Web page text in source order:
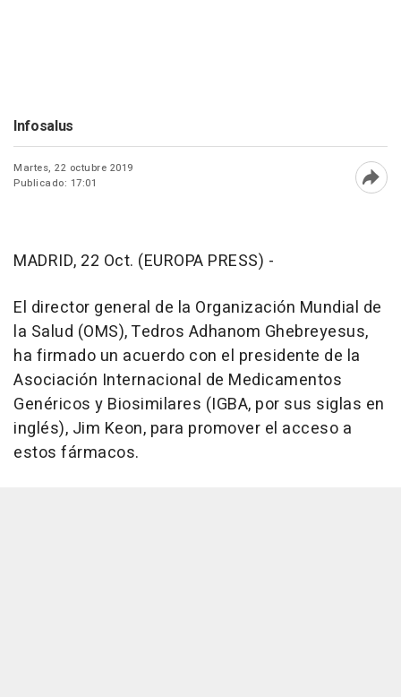
Infosalus
Martes, 22 octubre 2019
Publicado: 17:01
MADRID, 22 Oct. (EUROPA PRESS) -
El director general de la Organización Mundial de
la Salud (OMS), Tedros Adhanom Ghebreyesus,
ha firmado un acuerdo con el presidente de la
Asociación Internacional de Medicamentos
Genéricos y Biosimilares (IGBA, por sus siglas en
inglés), Jim Keon, para promover el acceso a
estos fármacos.